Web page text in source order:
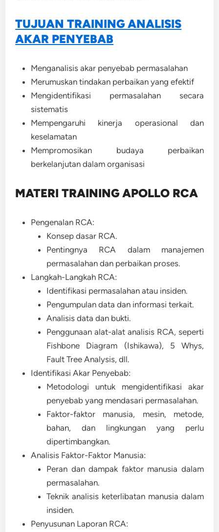
TUJUAN TRAINING ANALISIS
AKAR PENYEBAB
Menganalisis akar penyebab permasalahan
Merumuskan tindakan perbaikan yang efektif
Mengidentifikasi permasalahan secara
sistematis
Mempengaruhi kinerja operasional dan
keselamatan
Mempromosikan budaya perbaikan
berkelanjutan dalam organisasi
MATERI TRAINING APOLLO RCA
Pengenalan RCA:
Konsep dasar RCA.
Pentingnya RCA dalam manajemen
permasalahan dan perbaikan proses.
Langkah-Langkah RCA:
Identifikasi permasalahan atau insiden.
Pengumpulan data dan informasi terkait.
Analisis data dan bukti.
Penggunaan alat-alat analisis RCA, seperti
Fishbone Diagram (Ishikawa), 5 Whys,
Fault Tree Analysis, dll.
Identifikasi Akar Penyebab:
Metodologi untuk mengidentifikasi akar
penyebab yang mendasari permasalahan.
Faktor-faktor manusia, mesin, metode,
bahan, dan lingkungan yang perlu
dipertimbangkan.
Analisis Faktor-Faktor Manusia:
Peran dan dampak faktor manusia dalam
permasalahan.
Teknik analisis keterlibatan manusia dalam
insiden.
Penyusunan Laporan RCA: